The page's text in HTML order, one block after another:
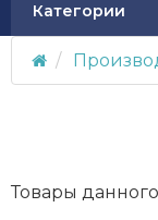
Категории
Товары